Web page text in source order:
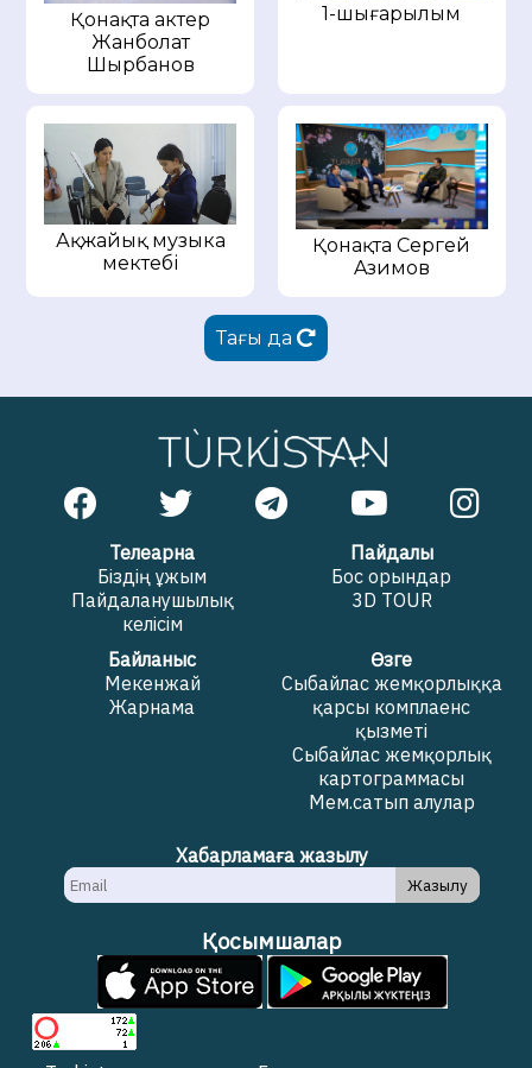
Қонақта актер
Жанболат
Шырбанов
1-шығарылым
Ақжайық музыка
мектебі
Қонақта Cергей
Aзимов
Тағы да
Телеарна
Біздің ұжым
Пайдаланушылық
келісім
Пайдалы
Бос орындар
3D TOUR
Байланыс
Мекенжай
Жарнама
Өзге
Сыбайлас жемқорлыққа
қарсы комплаенс
қызметі
Сыбайлас жемқорлық
картограммасы
Мем.сатып алулар
Хабарламаға жазылу
Жазылу
Қосымшалар